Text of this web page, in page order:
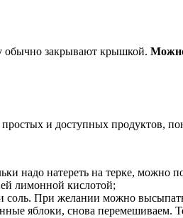
обычно закрывают крышкой.
и доступных продуктов,
надо натереть на терке, можно
лимонной кислотой;
соль. При желании можно
яблоки, снова